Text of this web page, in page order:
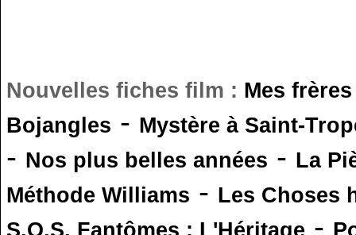
Nouvelles fiches film : Mes
Bojangles - Mystère à Saint-
- Nos plus belles années - La
Méthode Williams - Les Choses
S.O.S. Fantômes : L'Héritage -